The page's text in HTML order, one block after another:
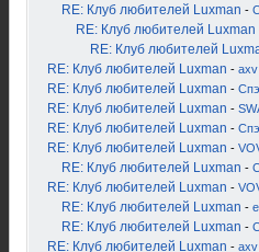
RE: Клуб любителей Luxman -
RE: Клуб любителей Luxman
RE: Клуб любителей
RE: Клуб любителей Luxman - axv
RE: Клуб любителей Luxman -
RE: Клуб любителей Luxman -
RE: Клуб любителей Luxman -
RE: Клуб любителей Luxman -
RE: Клуб любителей Luxman -
RE: Клуб любителей Luxman -
RE: Клуб любителей Luxman -
RE: Клуб любителей Luxman -
RE: Клуб любителей Luxman - axv